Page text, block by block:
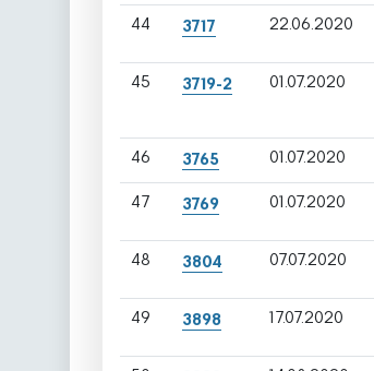
44 3717 22.06.2020
45 3719-2 01.07.2020
46 3765 01.07.2020
47 3769 01.07.2020
48 3804 07.07.2020
49 3898 17.07.2020